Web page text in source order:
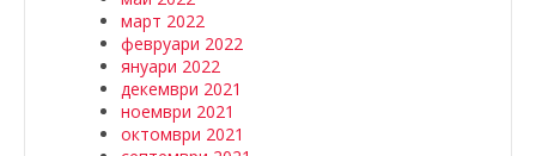
март 2022
февруари 2022
януари 2022
декември 2021
ноември 2021
октомври 2021